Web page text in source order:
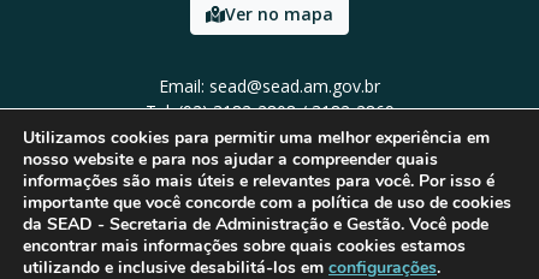
Ver no mapa
Email: sead@sead.am.gov.br
Tel: (92) 3182-2808 / 3182-2869
Utilizamos cookies para permitir uma melhor experiência em
nosso website e para nos ajudar a compreender quais
informações são mais úteis e relevantes para você. Por isso é
importante que você concorde com a política de uso de cookies
da SEAD - Secretaria de Administração e Gestão. Você pode
encontrar mais informações sobre quais cookies estamos
utilizando e inclusive desabilitá-los em configurações.